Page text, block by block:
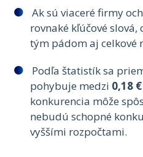
Ak sú viaceré firmy
rovnaké kľúčové slová,
tým pádom aj celkové
Podľa štatistík sa
pohybuje medzi 0,18
konkurencia môže
nebudú schopné
vyššími rozpočtami.